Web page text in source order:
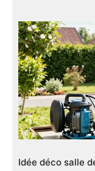
Idée déco salle